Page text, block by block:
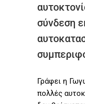
σύνδεση
Γράφει η
πολλές